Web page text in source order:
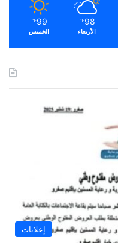
98
℉
الأربعاء
99
℉
الخميس
إعلانات